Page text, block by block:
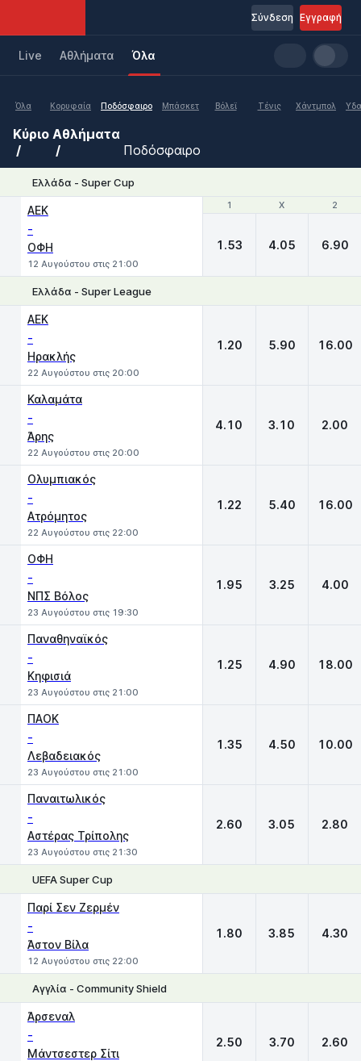
Εγγραφή
Σύνδεση
Live Aθλήματα Όλα
Όλα Κορυφαία Ποδόσφαιρο Μπάσκετ Βόλεϊ Τένις Χάντμπολ
Κύριο Αθλήματα
Ποδόσφαιρο
Ελλάδα - Super Cup
1 X 2
ΑΕΚ
-
ΟΦΗ
12 Αυγούστου στις 21:00
1 X 2
1.53 4.05 6.90
Ελλάδα - Super League
ΑΕΚ
-
Ηρακλής
22 Αυγούστου στις 20:00
1.20 5.90 16.00
Καλαμάτα
-
Άρης
22 Αυγούστου στις 20:00
4.10 3.10 2.00
Ολυμπιακός
-
Ατρόμητος
22 Αυγούστου στις 22:00
1.22 5.40 16.00
ΟΦΗ
-
ΝΠΣ Βόλος
23 Αυγούστου στις 19:30
1.95 3.25 4.00
Παναθηναϊκός
-
Κηφισιά
23 Αυγούστου στις 21:00
1.25 4.90 18.00
ΠΑΟΚ
-
Λεβαδειακός
23 Αυγούστου στις 21:00
1.35 4.50 10.00
Παναιτωλικός
-
Αστέρας Τρίπολης
23 Αυγούστου στις 21:30
2.60 3.05 2.80
UEFA Super Cup
Παρί Σεν Ζερμέν
-
Άστον Βίλα
12 Αυγούστου στις 22:00
1.80 3.85 4.30
Αγγλία - Community Shield
Άρσεναλ
-
Μάντσεστερ Σίτι
2.50 3.70 2.60